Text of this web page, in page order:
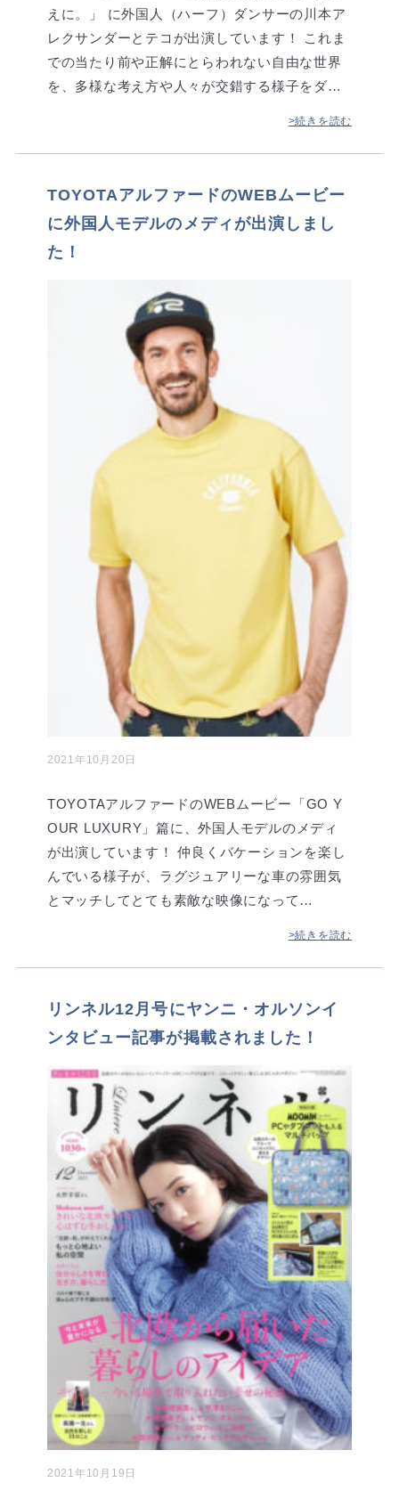
えに。」 に外国人（ハーフ）ダンサーの川本ア
レクサンダーとテコが出演しています！ これま
での当たり前や正解にとらわれない自由な世界
を、多様な考え方や人々が交錯する様子をダ…
>続きを読む
TOYOTAアルファードのWEBムービー
に外国人モデルのメディが出演しまし
た！
2021年10月20日
TOYOTAアルファードのWEBムービー「GO Y
OUR LUXURY」篇に、外国人モデルのメディ
が出演しています！ 仲良くバケーションを楽し
んでいる様子が、ラグジュアリーな車の雰囲気
とマッチしてとても素敵な映像になって…
>続きを読む
リンネル12月号にヤンニ・オルソンイ
ンタビュー記事が掲載されました！
2021年10月19日